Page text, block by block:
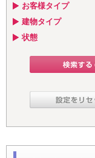
お客様タイプ
建物タイプ
状態